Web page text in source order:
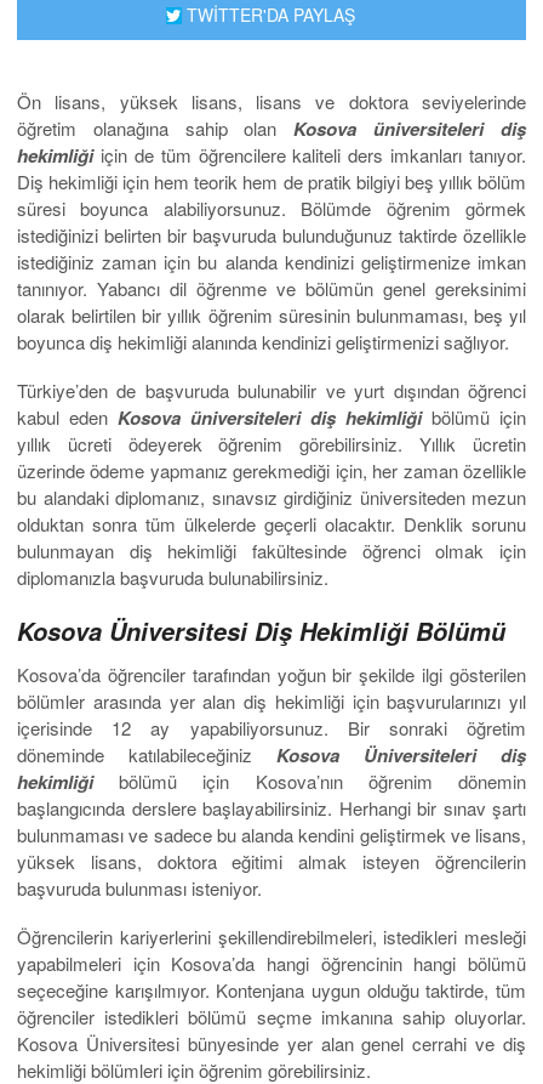
TWİTTER'DA PAYLAŞ
Ön lisans, yüksek lisans, lisans ve doktora seviyelerinde
öğretim olanağına sahip olanKosova üniversiteleri diş
hekimliğiiçin de tüm öğrencilere kaliteli ders imkanları tanıyor.
Diş hekimliği için hem teorik hem de pratik bilgiyi beş yıllık bölüm
süresi boyunca alabiliyorsunuz. Bölümde öğrenim görmek
istediğinizi belirten bir başvuruda bulunduğunuz taktirde özellikle
istediğiniz zaman için bu alanda kendinizi geliştirmenize imkan
tanınıyor. Yabancı dil öğrenme ve bölümün genel gereksinimi
olarak belirtilen bir yıllık öğrenim süresinin bulunmaması, beş yıl
boyunca diş hekimliği alanında kendinizi geliştirmenizi sağlıyor.
Türkiye’den de başvuruda bulunabilir ve yurt dışından öğrenci
kabul eden Kosova üniversiteleri diş hekimliğibölümü için
yıllık ücreti ödeyerek öğrenim görebilirsiniz. Yıllık ücretin
üzerinde ödeme yapmanız gerekmediği için, her zaman özellikle
bu alandaki diplomanız, sınavsız girdiğiniz üniversiteden mezun
olduktan sonra tüm ülkelerde geçerli olacaktır. Denklik sorunu
bulunmayan diş hekimliği fakültesinde öğrenci olmak için
diplomanızla başvuruda bulunabilirsiniz.
Kosova Üniversitesi Diş Hekimliği Bölümü
Kosova’da öğrenciler tarafından yoğun bir şekilde ilgi gösterilen
bölümler arasında yer alan diş hekimliği için başvurularınızı yıl
içerisinde 12 ay yapabiliyorsunuz. Bir sonraki öğretim
döneminde katılabileceğiniz Kosova Üniversiteleri diş
hekimliğibölümü için Kosova’nın öğrenim dönemin
başlangıcında derslere başlayabilirsiniz. Herhangi bir sınav şartı
bulunmaması ve sadece bu alanda kendini geliştirmek ve lisans,
yüksek lisans, doktora eğitimi almak isteyen öğrencilerin
başvuruda bulunması isteniyor.
Öğrencilerin kariyerlerini şekillendirebilmeleri, istedikleri mesleği
yapabilmeleri için Kosova’da hangi öğrencinin hangi bölümü
seçeceğine karışılmıyor. Kontenjana uygun olduğu taktirde, tüm
öğrenciler istedikleri bölümü seçme imkanına sahip oluyorlar.
Kosova Üniversitesi bünyesinde yer alan genel cerrahi ve diş
hekimliği bölümleri için öğrenim görebilirsiniz.